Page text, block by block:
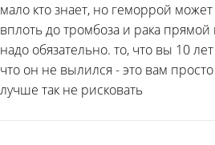
мало кто знает, но геморрой
вплоть до тромбоза и рака
надо обязательно. то, что вы 10
что он не вылился - это вам
лучше так не рисковать